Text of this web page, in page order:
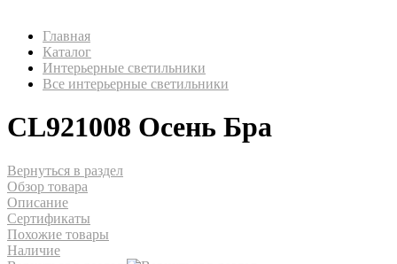
Главная
Каталог
Интерьерные светильники
Все интерьерные светильники
CL921008 Осень Бра
Вернуться в раздел
Обзор товара
Описание
Сертификаты
Похожие товары
Наличие